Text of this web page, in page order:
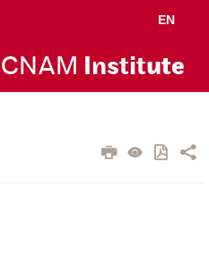
EN
CNAM Institute